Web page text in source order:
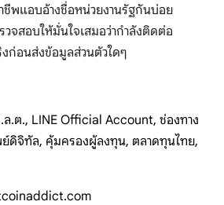
พแอบอ้างชื่อหน่วยงานรัฐกันบ่อย
วจสอบให้มั่นใจเสมอว่ากำลังติดต่อ
ก่อนส่งข้อมูลส่วนตัวใดๆ
ล.ต., LINE Official Account, ช่องทาง
ดิจิทัล, คุ้มครองผู้ลงทุน, ตลาดทุนไทย,